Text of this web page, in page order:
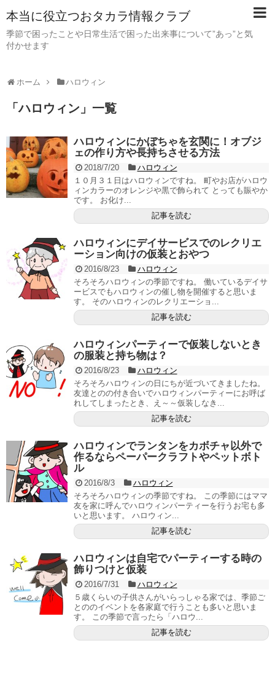
本当に役立つおタカラ情報クラブ
季節で困ったことや日常生活で困った出来事について”あっ”と気
付かせます
ホーム ハロウィン
「ハロウィン 」 一覧
ハロウィンにかぼちゃを玄関に！オブジ
ェの作り方や長持ちさせる方法
2018/7/20
ハロウィン
１０月３１日はハロウィンですね。 町やお店がハロウ
ィンカラーのオレンジや黒で飾られて とっても賑やか
です。 お化け...
記事を読む
ハロウィンにデイサービスでのレクリエ
ーション向けの仮装とおやつ
2016/8/23
ハロウィン
そろそろハロウィンの季節ですね。 働いているデイサ
ービスでもハロウィンの催し物を開催すると思いま
す。 そのハロウィンのレクリエーショ...
記事を読む
ハロウィンパーティーで仮装しないとき
の服装と持ち物は？
2016/8/23
ハロウィン
そろそろハロウィンの日にちが近づいてきましたね。
友達とのの付き合いでハロウィンパーティーにお呼ば
れしてしまったとき、え～～仮装しなき...
記事を読む
ハロウィンでランタンをカボチャ以外で
作るならペーパークラフトやペットボト
ル
2016/8/3
ハロウィン
そろそろハロウィンの季節ですね。 この季節にはママ
友を家に呼んでハロウィンパーティーを行うお宅も多
いと思います。 ハロウィン...
記事を読む
ハロウィンは自宅でパーティーする時の
飾りつけと仮装
2016/7/31
ハロウィン
５歳くらいの子供さんがいらっしゃる家では、季節ご
とののイベントを各家庭で行うことも多いと思いま
す。 この季節で言ったら「ハロウ...
記事を読む